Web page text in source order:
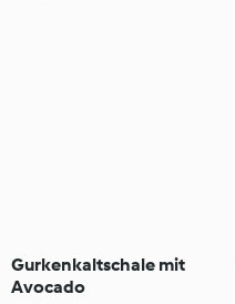
Gurkenkaltschale mit
Avocado